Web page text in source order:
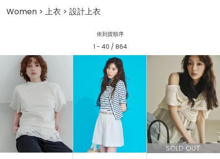
Women > 上衣 > 設計上衣
依到貨順序
1 - 40 / 864